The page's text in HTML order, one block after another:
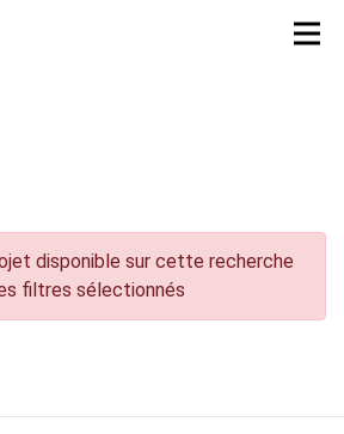
disponible sur cette recherche
filtres sélectionnés